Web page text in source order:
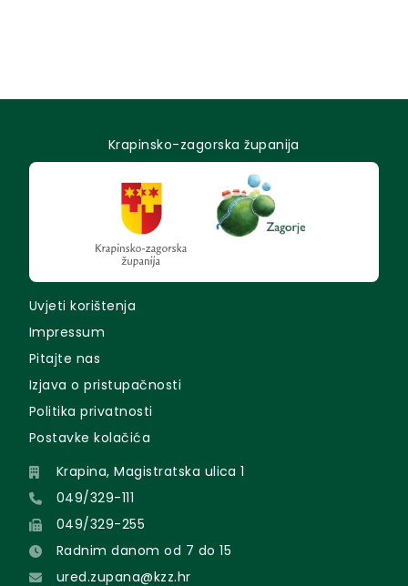
Krapinsko-zagorska županija
Uvjeti korištenja
Impressum
Pitajte nas
Izjava o pristupačnosti
Politika privatnosti
Postavke kolačića
Krapina, Magistratska ulica 1
049/329-111
049/329-255
Radnim danom od 7 do 15
ured.zupana@kzz.hr